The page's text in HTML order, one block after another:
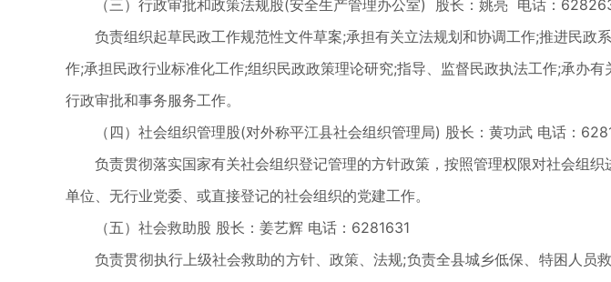
（三）行政审批和政策法规股(安全生产管理办公室) 股长：姚亮 电话：
负责组织起草民政工作规范性文件草案;承担有关立法规划和协调工作;推进民政
作;承担民政行业标准化工作;组织民政政策理论研究;指导、监督民政执法工作;承办
行政审批和事务服务工作。
（四）社会组织管理股(对外称平江县社会组织管理局) 股长：黄功武 电话：
负责贯彻落实国家有关社会组织登记管理的方针政策，按照管理权限对社会组织
单位、无行业党委、或直接登记的社会组织的党建工作。
（五）社会救助股 股长：姜艺辉 电话：6281631
负责贯彻执行上级社会救助的方针、政策、法规;负责全县城乡低保、特困人员